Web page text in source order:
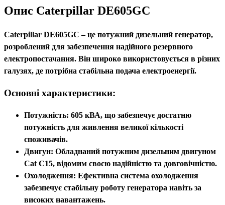
Опис Caterpillar DE605GC
Caterpillar DE605GC – це потужний дизельний генератор,
розроблений для забезпечення надійного резервного
електропостачання. Він широко використовується в різних
галузях, де потрібна стабільна подача електроенергії.
Основні характеристики:
Потужність: 605 кВА, що забезпечує достатню
потужність для живлення великої кількості
споживачів.
Двигун: Обладнаний потужним дизельним двигуном
Cat C15, відомим своєю надійністю та довговічністю.
Охолодження: Ефективна система охолодження
забезпечує стабільну роботу генератора навіть за
високих навантажень.